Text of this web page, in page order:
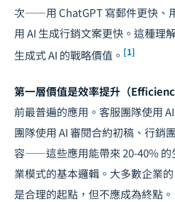
次——用 ChatGPT 寫郵件更快、
用 AI 生成行銷文案更快。這種理
生成式 AI 的戰略價值。 [1]
第一層價值是效率提升（
前最普遍的應用。客服團隊使用
團隊使用 AI 審閱合約初稿、行銷
容——這些應用能帶來 20-40% 的
業模式的基本邏輯。大多數企業
是合理的起點，但不應成為終點。